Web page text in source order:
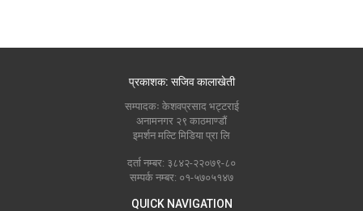
प्रकाशक: सजिव कालाखेती
सम्पादकः केशवप्रसाद भट्टराई
अनामनगर २९ काठमाण्डौं
इमर्शन मल्टि मिडिया प्रा लि
दर्ता नम्बर: ३८४२-२२०७९-८०
सम्पर्क नम्बर: ०१-५७०५१४७
QUICK NAVIGATION